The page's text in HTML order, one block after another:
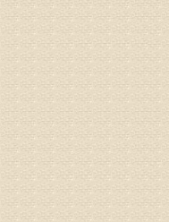
专家回
的放射
姓名：
病情描
专家回
疗，具
姓名